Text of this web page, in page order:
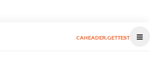
CAHEADER.GETTEST